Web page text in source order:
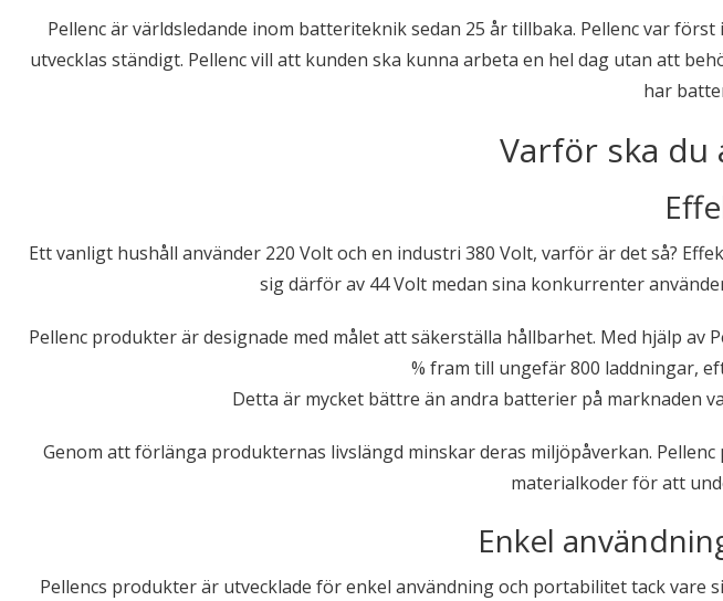
Pellenc är världsledande inom batteriteknik sedan 25 år tillbaka. Pellenc var
utvecklas ständigt. Pellenc vill att kunden ska kunna arbeta en hel dag utan att
har
Varför ska du
Ett vanligt hushåll använder 220 Volt och en industri 380 Volt, varför är det så?
sig därför av 44 Volt medan sina konkurrenter
Pellenc produkter är designade med målet att säkerställa hållbarhet. Med hjälp
% fram till ungefär 800 laddningar,
Detta är mycket bättre än andra batterier på marknaden
Genom att förlänga produkternas livslängd minskar deras miljöpåverkan.
materialkoder för att
Enkel
Pellencs produkter är utvecklade för enkel användning och portabilitet tack